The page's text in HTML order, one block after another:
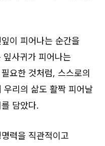
이 피어나는 순간을
사귀가 피어나는
요한 것처럼, 스스로의
우리의 삶도 활짝 피어날
담았다.
력을 직관적이고